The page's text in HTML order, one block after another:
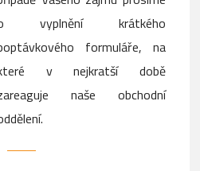
vyplnění krátkého
formuláře, na
v nejkratší době
naše obchodní